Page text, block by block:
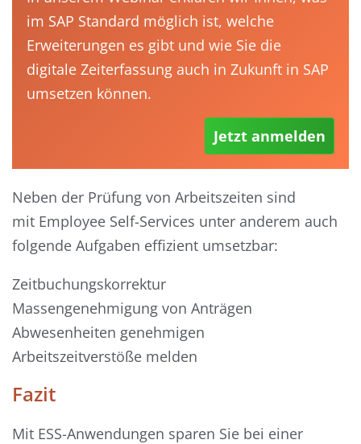
im SAP Standard möglich ist, welche
Erweiterungen es gibt und wie Sie die
digitale Zeiterfassung auch in Zukunft in SAP
umsetzen können.
Jetzt anmelden
Neben der Prüfung von Arbeitszeiten sind
mit Employee Self-Services unter anderem auch
folgende Aufgaben effizient umsetzbar:
Zeitbuchungskorrektur
Massengenehmigung von Anträgen
Abwesenheiten genehmigen
Arbeitszeitverstöße melden
Fazit
Mit ESS-Anwendungen sparen Sie bei einer